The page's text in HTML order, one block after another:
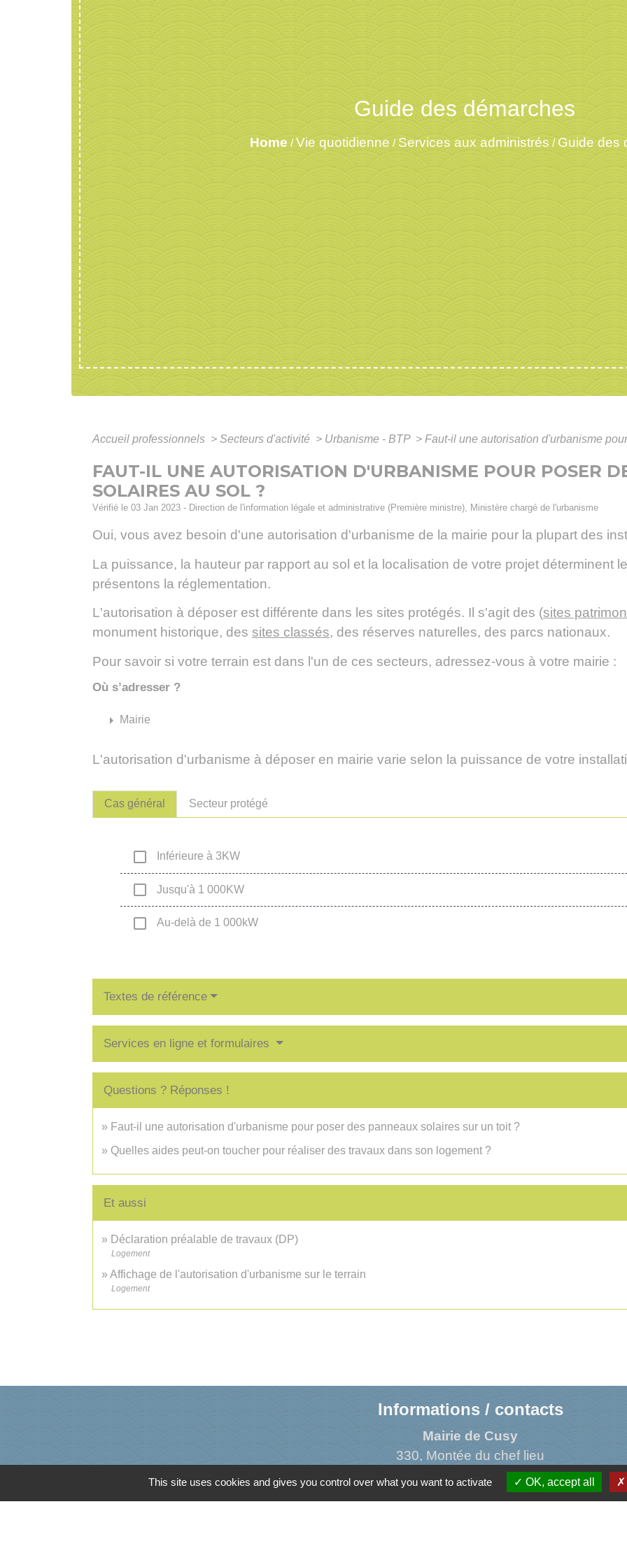
Guide des démarches
Home /Vie quotidienne / Services aux administrés / Guide des
Accueil professionnels > Secteurs d'activité > Urbanisme - BTP > Faut-il une autorisation d'urbanisme
FAUT-IL UNE AUTORISATION D'URBANISME POUR POSER
SOLAIRES AU SOL ?
Vérifié le 03 Jan 2023 - Direction de l'information légale et administrative (Première ministre), Ministère chargé de l'urbanisme
Oui, vous avez besoin d'une autorisation d'urbanisme de la mairie pour la plupart des
La puissance, la hauteur par rapport au sol et la localisation de votre projet déterminent
présentons la réglementation.
L'autorisation à déposer est différente dans les sites protégés. Il s'agit des (sites
monument historique, des sites classés, des réserves naturelles, des parcs nationaux.
Pour savoir si votre terrain est dans l'un de ces secteurs, adressez-vous à votre mairie :
Où s’adresser ?
arrow_right Mairie
L'autorisation d'urbanisme à déposer en mairie varie selon la puissance de votre
Cas général Secteur protégé
check_box_outline_blank Inférieure à 3KW
check_box_outline_blank Jusqu'à 1 000KW
check_box_outline_blank Au-delà de 1 000kW
Textes de référence
Services en ligne et formulaires
Questions ? Réponses !
Faut-il une autorisation d'urbanisme pour poser des panneaux solaires sur un toit ?
Quelles aides peut-on toucher pour réaliser des travaux dans son logement ?
Et aussi
Déclaration préalable de travaux (DP)
Logement
Affichage de l'autorisation d'urbanisme sur le terrain
Logement
Informations / contacts
Mairie de Cusy
330, Montée du chef lieu
74540 Cusy - FRANCE
+33 4 50 52 50 48
This site uses cookies and gives you control over what you want to activate OK, accept all